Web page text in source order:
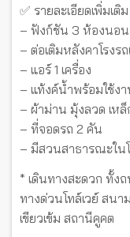
✅ รายละเอียดเพิ่มเติม
– ฟังก์ชัน 3 ห้องนอ
– ต่อเติมหลังคาโรง
– แอร์ 1 เครื่อง
– แท้งค์น้ำพร้อมใช้ง
– ผ้าม่าน มุ้งลวด เหล็
– ที่จอดรถ 2 คัน
– มีสวนสาธารณะใน
* เดินทางสะดวก ทั้ง
ทางด่วนโทล์เวย์ สน
เขียวเข้ม สถานีคูคต